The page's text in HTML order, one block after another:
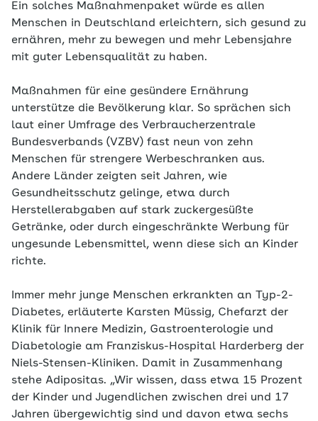
Ein solches Maßnahmenpaket würde es allen
Menschen in Deutschland erleichtern, sich gesund zu
ernähren, mehr zu bewegen und mehr Lebensjahre
mit guter Lebensqualität zu haben.
Maßnahmen für eine gesündere Ernährung
unterstütze die Bevölkerung klar. So sprächen sich
laut einer Umfrage des Verbraucherzentrale
Bundesverbands (VZBV) fast neun von zehn
Menschen für strengere Werbeschranken aus.
Andere Länder zeigten seit Jahren, wie
Gesundheitsschutz gelinge, etwa durch
Herstellerabgaben auf stark zuckergesüßte
Getränke, oder durch eingeschränkte Werbung für
ungesunde Lebensmittel, wenn diese sich an Kinder
richte.
Immer mehr junge Menschen erkrankten an Typ-2-
Diabetes, erläuterte Karsten Müssig, Chefarzt der
Klinik für Innere Medizin, Gastroenterologie und
Diabetologie am Franziskus-Hospital Harderberg der
Niels-Stensen-Kliniken. Damit in Zusammenhang
stehe Adipositas. „Wir wissen, dass etwa 15 Prozent
der Kinder und Jugendlichen zwischen drei und 17
Jahren übergewichtig sind und davon etwa sechs